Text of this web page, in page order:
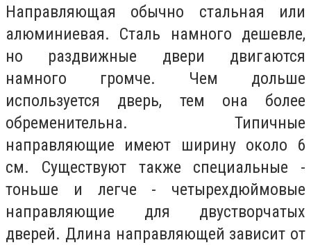
Направляющая обычно стальная или
алюминиевая. Сталь намного дешевле,
но раздвижные двери двигаются
намного громче. Чем дольше
используется дверь, тем она более
обременительна. Типичные
направляющие имеют ширину около 6
см. Существуют также специальные -
тоньше и легче - четырехдюймовые
направляющие для двустворчатых
дверей. Длина направляющей зависит от